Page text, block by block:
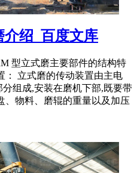
绍_百度文库
型立式磨主要部件的结构特
： 立式磨的传动装置由主电
组成,安装在磨机下部,既要带
、物料、磨辊的重量以及加压